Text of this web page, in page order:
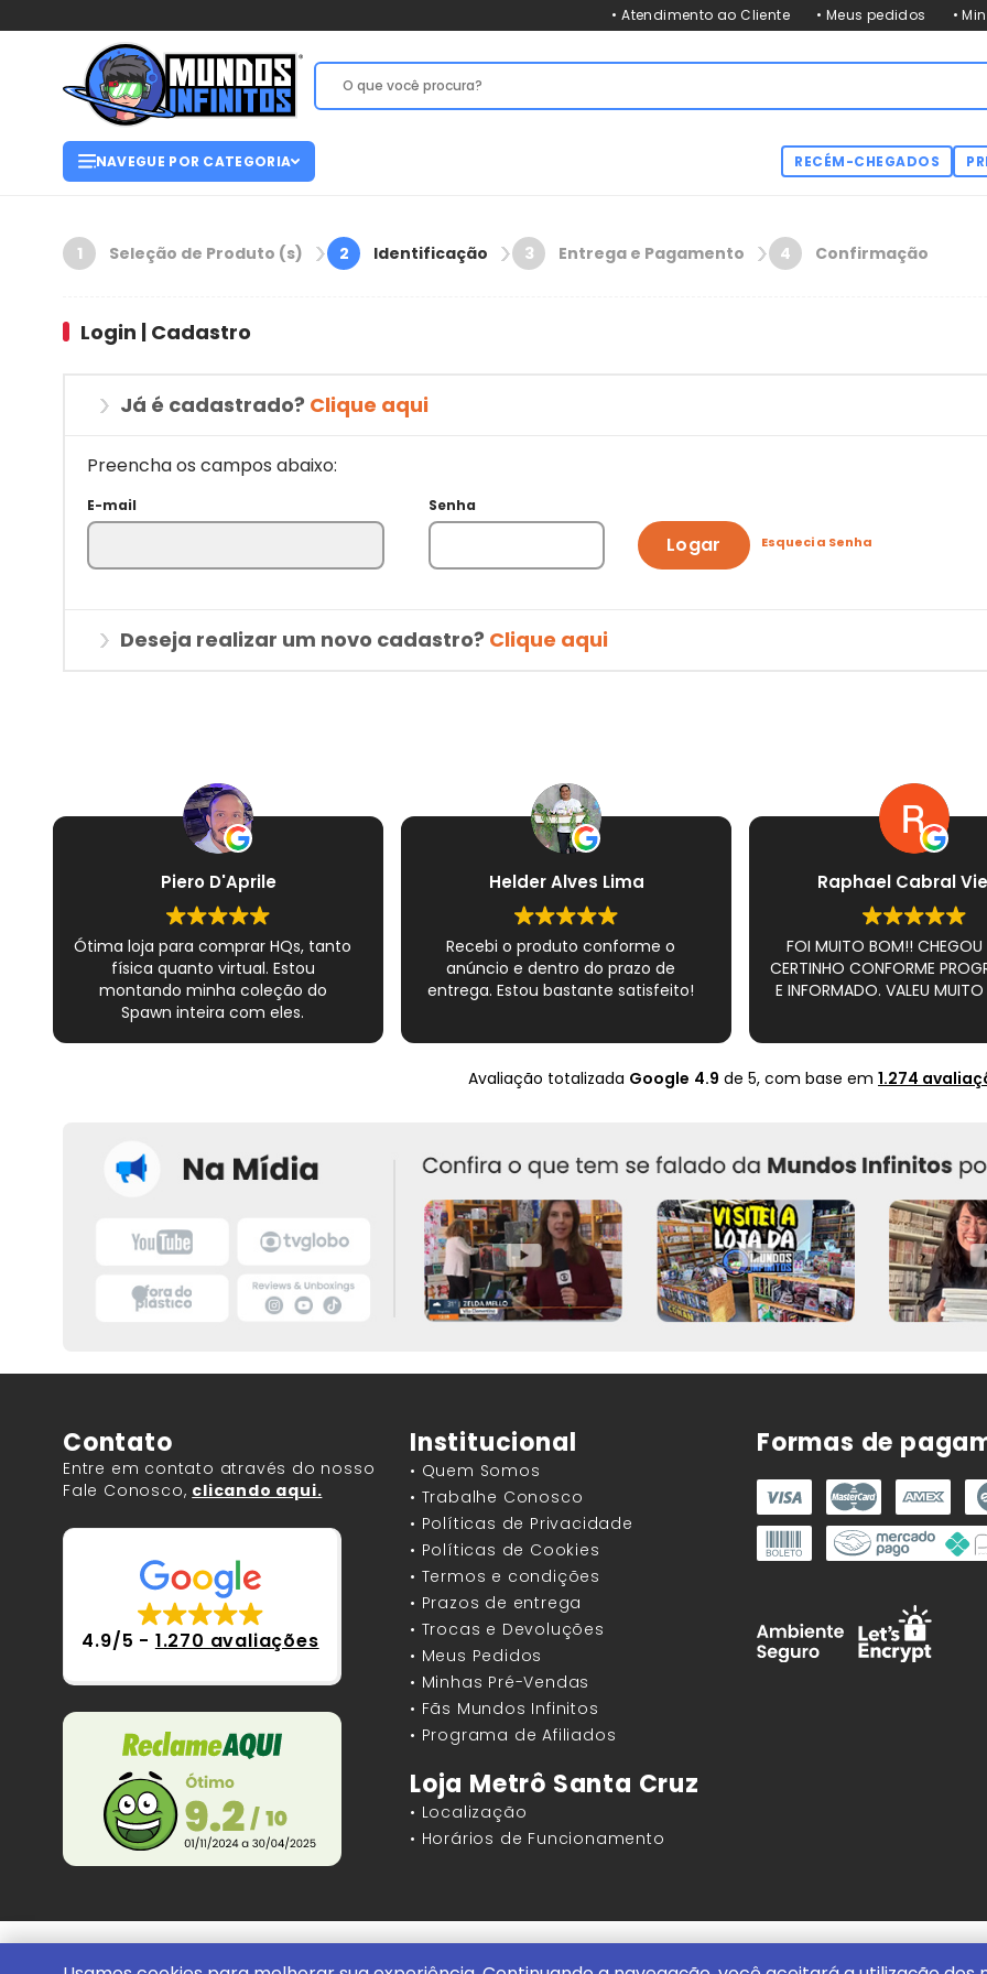
• Atendimento ao Cliente • Meus pedidos •
NAVEGUE POR CATEGORIA RECÉM-CHEGADOS
1 Seleção de Produto (s) 2 Identificação 3 Entrega e Pagamento 4 Confirmação
Login | Cadastro
Já é cadastrado? Clique aqui
Preencha os campos abaixo:
E-mail Senha
Logar Esqueci a Senha
Deseja realizar um novo cadastro? Clique aqui
Piero D'Aprile
Ótima loja para comprar HQs, tanto
física quanto virtual. Estou
montando minha coleção do
Spawn inteira com eles.
Helder Alves Lima
Recebi o produto conforme o
anúncio e dentro do prazo de
entrega. Estou bastante satisfeito!
Raphael Cabral
FOI MUITO BOM!!
CERTINHO CONFORME
E INFORMADO. VALEU MUITO
Avaliação totalizada Google 4.9 de 5, com base em 1.274
Contato
Entre em contato através do nosso
Fale Conosco, clicando aqui.
4.9/5 - 1.270 avaliações
Institucional
• Quem Somos
• Trabalhe Conosco
• Políticas de Privacidade
• Políticas de Cookies
• Termos e condições
• Prazos de entrega
• Trocas e Devoluções
• Meus Pedidos
• Minhas Pré-Vendas
• Fãs Mundos Infinitos
• Programa de Afiliados
Loja Metrô Santa Cruz
• Localização
• Horários de Funcionamento
Formas de
Mundos Infinitos - Publicações e Geek Store |ContentStuff Publicações e Assinaturas Ltda. CNPJ -